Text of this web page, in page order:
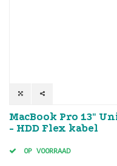
MacBook Pro 13"
- HDD Flex kabel
OP VOORRAAD